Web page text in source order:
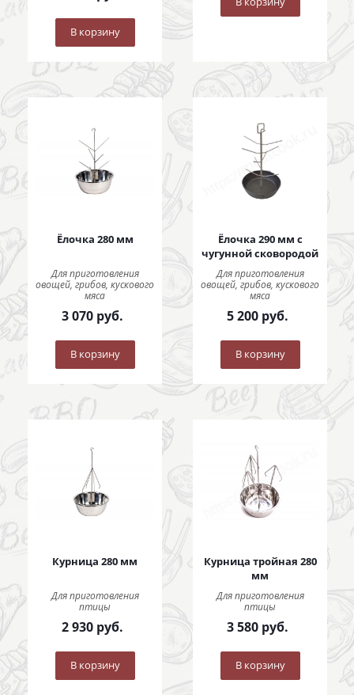
В корзину
Ёлочка 280 мм
Для приготовления
овощей, грибов, кускового
мяса
3 070руб.
В корзину
Ёлочка 290 мм с
чугунной сковородой
Для приготовления
овощей, грибов, кускового
мяса
5 200руб.
В корзину
Курница 280 мм
Для приготовления
птицы
2 930руб.
В корзину
Курница тройная 280
мм
Для приготовления
птицы
3 580руб.
В корзину